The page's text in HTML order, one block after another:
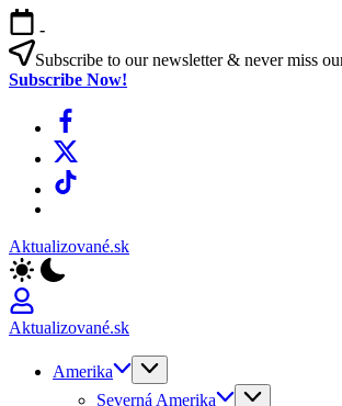
Skip
to
content
-
Subscribe to our newsletter & never miss
Subscribe Now!
Facebook
X
TikTok
Aktualizované.sk
Aktualizované.sk
Amerika
Severná Amerika